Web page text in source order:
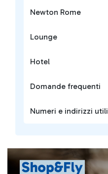
Newton Rome
Lounge
Hotel
Domande frequenti
Numeri e indirizzi utili